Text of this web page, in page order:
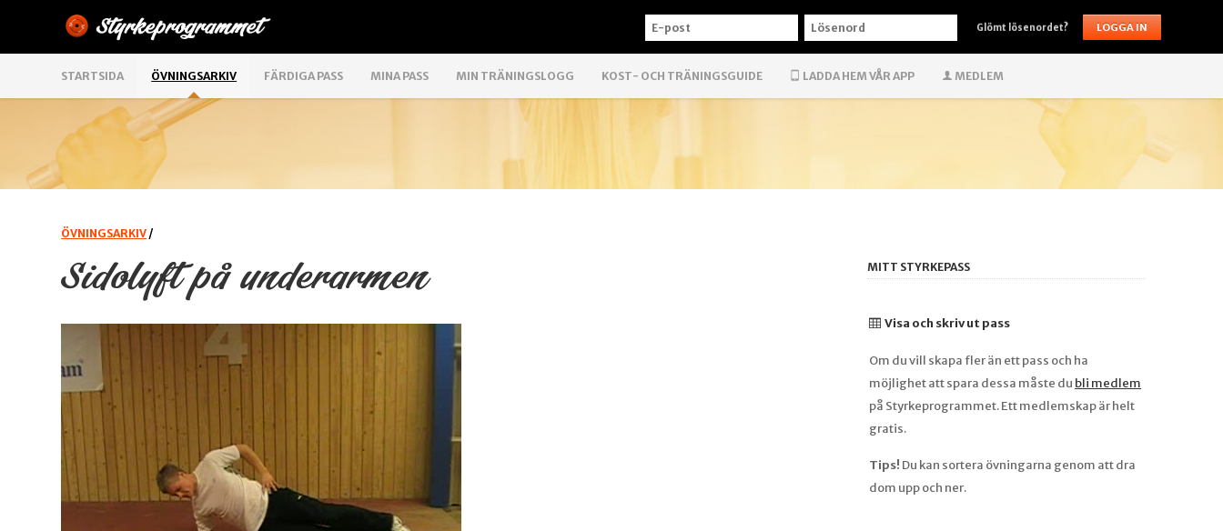
E-
LÖSENORD Glömt lösenordet?
STARTSIDA ÖVNINGSARKIV FÄRDIGA PASS MINA PASS MIN TRÄNINGSLOGG KOST- OCH TRÄNINGSGUIDE LADDA HEM VÅR APP MEDLEM
ÖVNINGSARKIV /
Sidolyft på underarmen MITT STYRKEPASS
Visa och skriv ut pass
Om du vill skapa fler än ett pass och ha
möjlighet att spara dessa måste du bli medlem
på Styrkeprogrammet. Ett medlemskap är helt
gratis.
Tips! Du kan sortera övningarna genom att dra
dom upp och ner.